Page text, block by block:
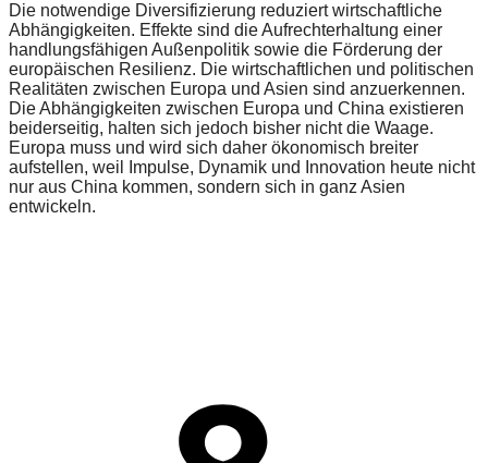
Die notwendige Diversifizierung reduziert wirtschaftliche
Abhängigkeiten. Effekte sind die Aufrechterhaltung einer
handlungsfähigen Außenpolitik sowie die Förderung der
europäischen Resilienz. Die wirtschaftlichen und politischen
Realitäten zwischen Europa und Asien sind anzuerkennen.
Die Abhängigkeiten zwischen Europa und China existieren
beiderseitig, halten sich jedoch bisher nicht die Waage.
Europa muss und wird sich daher ökonomisch breiter
aufstellen, weil Impulse, Dynamik und Innovation heute nicht
nur aus China kommen, sondern sich in ganz Asien
entwickeln.